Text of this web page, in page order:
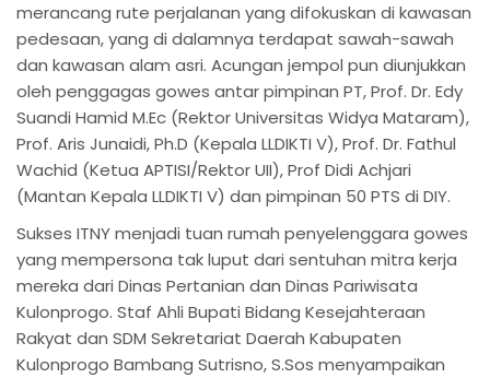
merancang rute perjalanan yang difokuskan di kawasan
pedesaan, yang di dalamnya terdapat sawah-sawah
dan kawasan alam asri. Acungan jempol pun diunjukkan
oleh penggagas gowes antar pimpinan PT, Prof. Dr. Edy
Suandi Hamid M.Ec (Rektor Universitas Widya Mataram),
Prof. Aris Junaidi, Ph.D (Kepala LLDIKTI V), Prof. Dr. Fathul
Wachid (Ketua APTISI/Rektor UII), Prof Didi Achjari
(Mantan Kepala LLDIKTI V) dan pimpinan 50 PTS di DIY.
Sukses ITNY menjadi tuan rumah penyelenggara gowes
yang mempersona tak luput dari sentuhan mitra kerja
mereka dari Dinas Pertanian dan Dinas Pariwisata
Kulonprogo. Staf Ahli Bupati Bidang Kesejahteraan
Rakyat dan SDM Sekretariat Daerah Kabupaten
Kulonprogo Bambang Sutrisno, S.Sos menyampaikan